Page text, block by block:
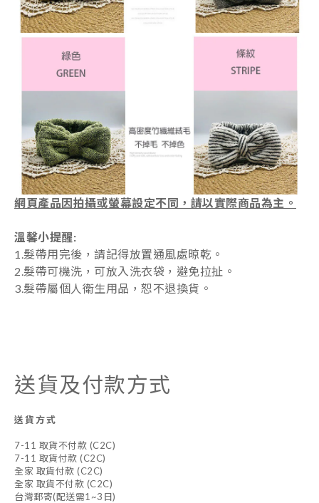
網頁產品因拍攝或螢幕設定不同，請以實際商品為主。
溫馨小提醒:
1.髮帶用完後，請記得放置通風處晾乾。
2.髮帶可機洗，可放入洗衣袋，避免拉扯。
3.髮帶屬個人衛生用品，恕不退換貨。
送貨及付款方式
送貨方式
7-11 取貨不付款 (C2C)
7-11 取貨付款 (C2C)
全家 取貨付款 (C2C)
全家 取貨不付款 (C2C)
台灣郵寄(配送需1~3日)